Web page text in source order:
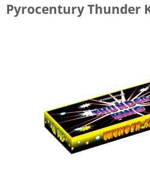
Pyrocentury Thunder